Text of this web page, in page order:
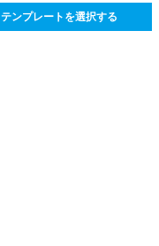
テンプレートを選択する